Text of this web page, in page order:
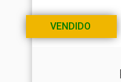
VENDIDO